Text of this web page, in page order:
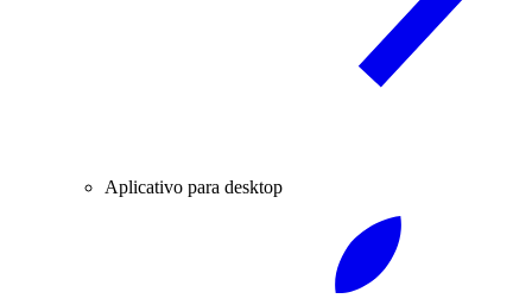
Aplicativo para desktop